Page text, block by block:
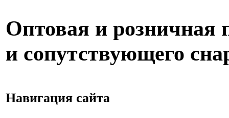
Оптовая и розничная
и сопутствующего
Навигация сайта